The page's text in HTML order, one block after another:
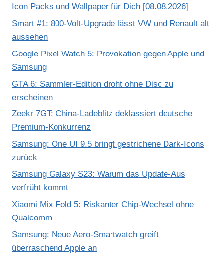
Icon Packs und Wallpaper für Dich [08.08.2026]
Smart #1: 800-Volt-Upgrade lässt VW und Renault alt
aussehen
Google Pixel Watch 5: Provokation gegen Apple und
Samsung
GTA 6: Sammler-Edition droht ohne Disc zu
erscheinen
Zeekr 7GT: China-Ladeblitz deklassiert deutsche
Premium-Konkurrenz
Samsung: One UI 9.5 bringt gestrichene Dark-Icons
zurück
Samsung Galaxy S23: Warum das Update-Aus
verfrüht kommt
Xiaomi Mix Fold 5: Riskanter Chip-Wechsel ohne
Qualcomm
Samsung: Neue Aero-Smartwatch greift
überraschend Apple an